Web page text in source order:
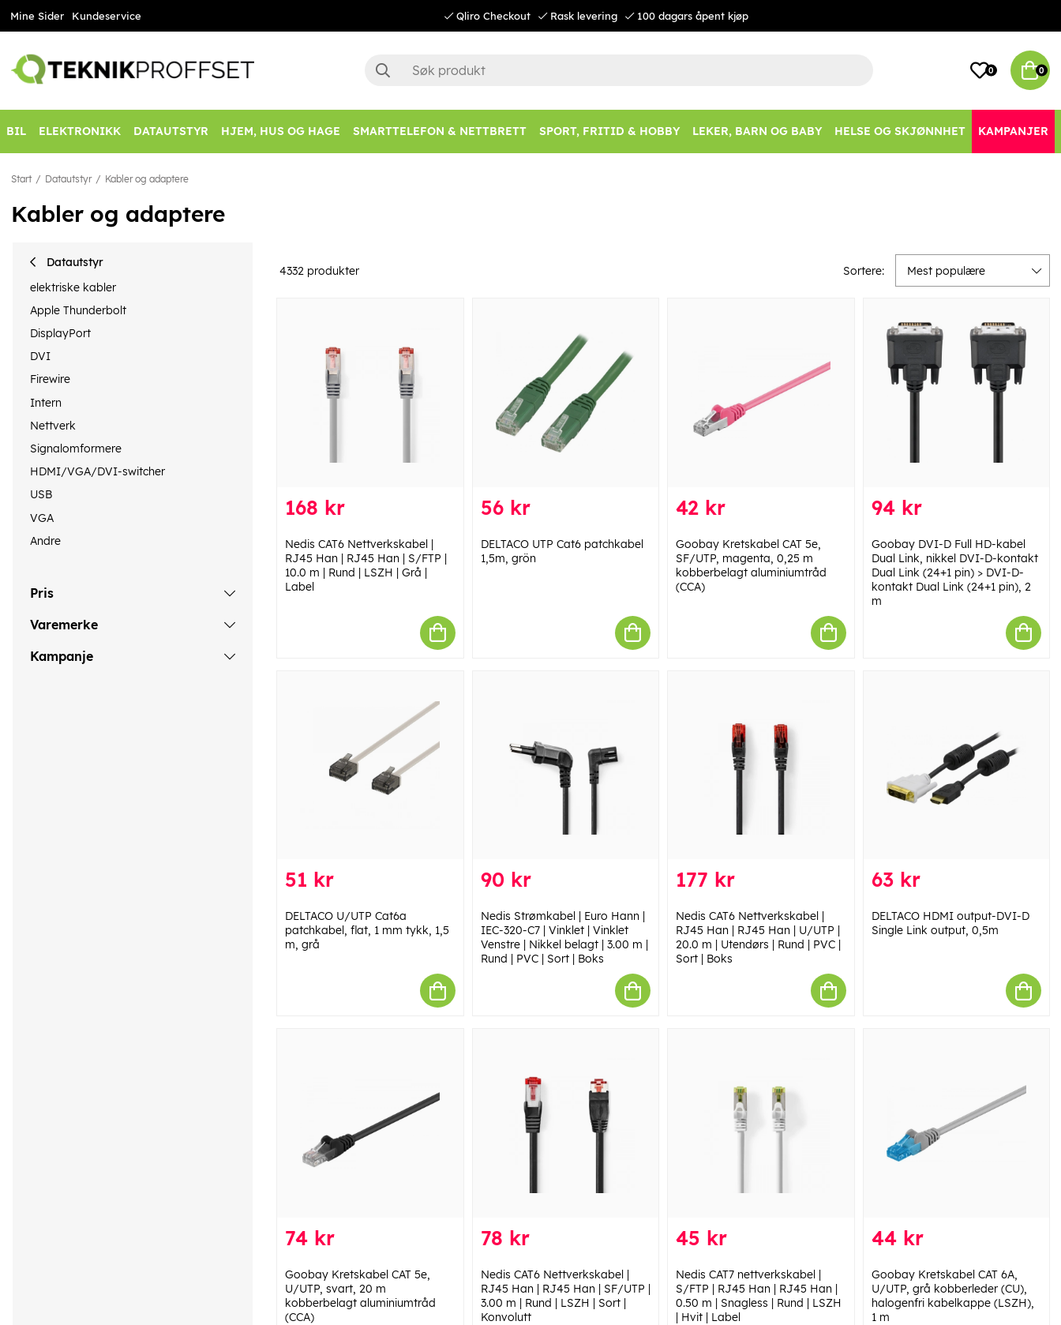
Mine Sider Kundeservice Qliro Checkout Rask levering 100 dagars åpent kjøp
0 0
BIL ELEKTRONIKK DATAUTSTYR HJEM, HUS OG HAGE SMARTTELEFON & NETTBRETT SPORT, FRITID & HOBBY LEKER, BARN OG BABY HELSE OG SKJØNNHET KAMPANJER
Start Datautstyr Kabler og adaptere
Kabler og adaptere
Datautstyr
elektriske kabler
Apple Thunderbolt
DisplayPort
DVI
Firewire
Intern
Nettverk
Signalomformere
HDMI/VGA/DVI-switcher
USB
VGA
Andre
Pris
Varemerke
Kampanje
4332 produkter Sortere: Mest populære
168 kr
Nedis CAT6 Nettverkskabel |
RJ45 Han | RJ45 Han | S/FTP |
10.0 m | Rund | LSZH | Grå |
Label
56 kr
DELTACO UTP Cat6 patchkabel
1,5m, grön
42 kr
Goobay Kretskabel CAT 5e,
SF/UTP, magenta, 0,25 m
kobberbelagt aluminiumtråd
(CCA)
94 kr
Goobay DVI-D Full HD-kabel
Dual Link, nikkel DVI-D-kontakt
Dual Link (24+1 pin) > DVI-D-
kontakt Dual Link (24+1 pin), 2
m
51 kr
DELTACO U/UTP Cat6a
patchkabel, flat, 1 mm tykk, 1,5
m, grå
90 kr
Nedis Strømkabel | Euro Hann |
IEC-320-C7 | Vinklet | Vinklet
Venstre | Nikkel belagt | 3.00 m |
Rund | PVC | Sort | Boks
177 kr
Nedis CAT6 Nettverkskabel |
RJ45 Han | RJ45 Han | U/UTP |
20.0 m | Utendørs | Rund | PVC |
Sort | Boks
63 kr
DELTACO HDMI output-DVI-D
Single Link output, 0,5m
74 kr
Goobay Kretskabel CAT 5e,
U/UTP, svart, 20 m
kobberbelagt aluminiumtråd
(CCA)
78 kr
Nedis CAT6 Nettverkskabel |
RJ45 Han | RJ45 Han | SF/UTP |
3.00 m | Rund | LSZH | Sort |
Konvolutt
45 kr
Nedis CAT7 nettverkskabel |
S/FTP | RJ45 Han | RJ45 Han |
0.50 m | Snagless | Rund | LSZH
| Hvit | Label
44 kr
Goobay Kretskabel CAT 6A,
U/UTP, grå kobberleder (CU),
halogenfri kabelkappe (LSZH),
1 m